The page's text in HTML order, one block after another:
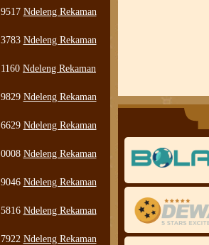
9517 Ndeleng Rekaman
3783 Ndeleng Rekaman
1160 Ndeleng Rekaman
9829 Ndeleng Rekaman
6629 Ndeleng Rekaman
0008 Ndeleng Rekaman
9046 Ndeleng Rekaman
5816 Ndeleng Rekaman
7922 Ndeleng Rekaman